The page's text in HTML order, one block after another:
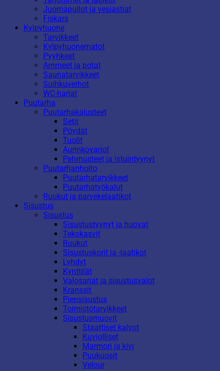
Juomapullot ja vesiastiat
Fiskars
Kylpyhuone
Tarvikkeet
Kylpyhuonematot
Pyyhkeet
Ammeet ja potat
Saunatarvikkeet
Suihkuverhot
WC-harjat
Puutarha
Puutarhakalusteet
Setit
Pöydät
Tuolit
Aurinkovarjot
Pehmusteet ja istuintyynyt
Puutarhanhoito
Puutarhatarvikkeet
Puutarhatyökalut
Ruukut ja parvekelaatikot
Sisustus
Sisustus
Sisustustyynyt ja huovat
Tekokasvit
Ruukut
Sisustuskorit ja -laatikot
Lyhdyt
Kynttilät
Valosarjat ja sisustusvalot
Kranssit
Piensisustus
Toimistotarvikkeet
Sisustusmuovit
Staattiset kalvot
Kuviolliset
Marmori ja kivi
Puukuosit
Velour